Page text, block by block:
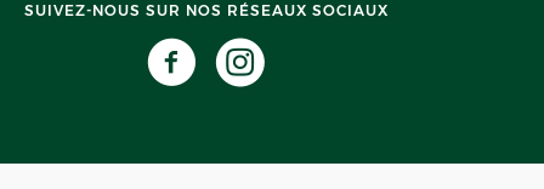
SUIVEZ-NOUS SUR NOS RÉSEAUX SOCIAUX